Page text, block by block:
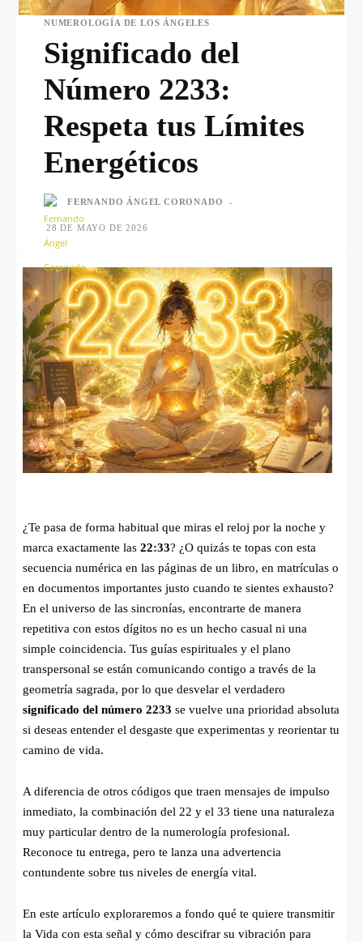
NUMEROLOGÍA DE LOS ÁNGELES
Significado del
Número 2233:
Respeta tus Límites
Energéticos
FERNANDO ÁNGEL CORONADO -
28 DE MAYO DE 2026
¿Te pasa de forma habitual que miras el reloj por la noche y
marca exactamente las 22:33? ¿O quizás te topas con esta
secuencia numérica en las páginas de un libro, en matrículas o
en documentos importantes justo cuando te sientes exhausto?
En el universo de las sincronías, encontrarte de manera
repetitiva con estos dígitos no es un hecho casual ni una
simple coincidencia. Tus guías espirituales y el plano
transpersonal se están comunicando contigo a través de la
geometría sagrada, por lo que desvelar el verdadero
significado del número 2233 se vuelve una prioridad absoluta
si deseas entender el desgaste que experimentas y reorientar tu
camino de vida.
A diferencia de otros códigos que traen mensajes de impulso
inmediato, la combinación del 22 y el 33 tiene una naturaleza
muy particular dentro de la numerología profesional.
Reconoce tu entrega, pero te lanza una advertencia
contundente sobre tus niveles de energía vital.
En este artículo exploraremos a fondo qué te quiere transmitir
la Vida con esta señal y cómo descifrar su vibración para